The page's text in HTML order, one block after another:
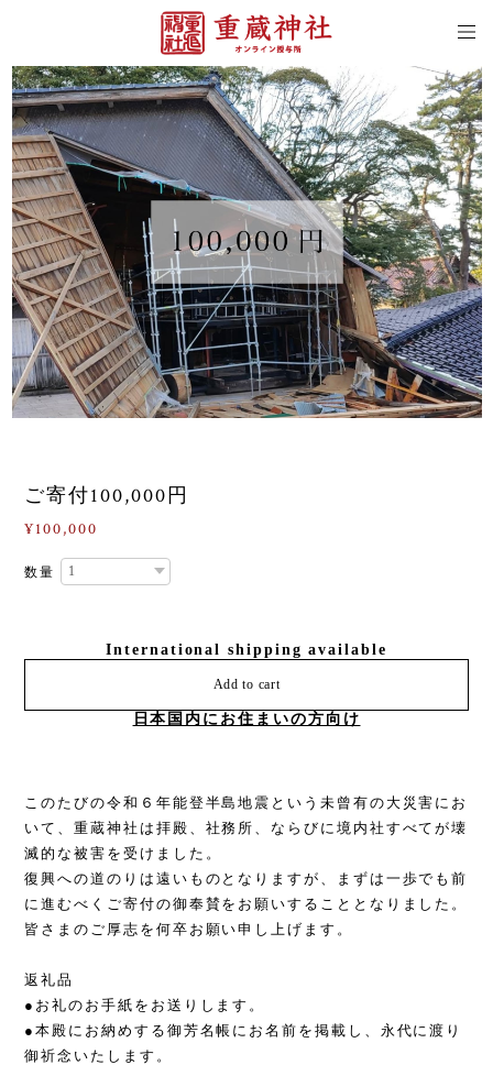
ご寄付100,000円
¥100,000
数量
International shipping available
Add to cart
日本国内にお住まいの方向け
このたびの令和６年能登半島地震という未曾有の大災害にお
いて、重蔵神社は拝殿、社務所、ならびに境内社すべてが壊
滅的な被害を受けました。
復興への道のりは遠いものとなりますが、まずは一歩でも前
に進むべくご寄付の御奉賛をお願いすることとなりました。
皆さまのご厚志を何卒お願い申し上げます。
返礼品
●お礼のお手紙をお送りします。
●本殿にお納めする御芳名帳にお名前を掲載し、永代に渡り
御祈念いたします。